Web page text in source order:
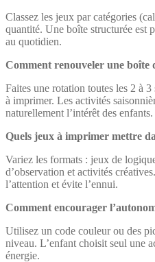
Classez les jeux par catégories
quantité. Une boîte structurée est
au quotidien.
Comment renouveler une boîte
Faites une rotation toutes les 2 à
à imprimer. Les activités
naturellement l’intérêt des enfants.
Quels jeux à imprimer mettre
Variez les formats : jeux de
d’observation et activités
l’attention et évite l’ennui.
Comment encourager
Utilisez un code couleur ou des
niveau. L’enfant choisit seul une
énergie.